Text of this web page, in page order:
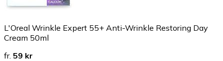
L'Oreal Wrinkle Expert 55+ Anti-Wrinkle Restoring Day
Cream 50ml
fr. 59 kr